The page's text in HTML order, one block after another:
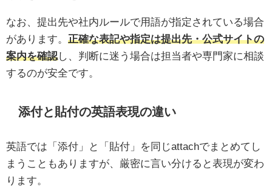
なお、提出先や社内ルールで用語が指定されている場合
があります。 正確な表記や指定は提出先・公式サイトの
案内を確認し、判断に迷う場合は担当者や専門家に相談
するのが安全です。
添付と貼付の英語表現の違い
英語では「添付」と「貼付」を同じattachでまとめてし
まうこともありますが、厳密に言い分けると表現が変わ
ります。